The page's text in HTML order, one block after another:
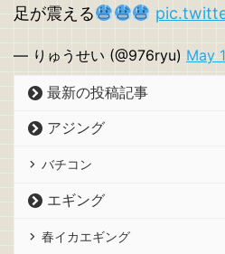
足が震える
— りゅうせい (@976ryu) May
最新の投稿記事
アジング
バチコン
エギング
春イカエギング